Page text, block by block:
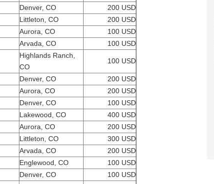
Denver, CO
200 USD
Littleton, CO
200 USD
Aurora, CO
100 USD
Arvada, CO 100 USD
Highlands Ranch,
CO
100 USD
Denver, CO
200 USD
Aurora, CO
200 USD
Denver, CO
100 USD
Lakewood, CO
400 USD
Aurora, CO
200 USD
Littleton, CO
300 USD
Arvada, CO
200 USD
Englewood, CO
100 USD
Denver, CO
100 USD